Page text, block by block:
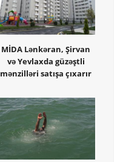
MİDA Lənkəran, Şirvan
və Yevlaxda güzəştli
mənzilləri satışa çıxarır